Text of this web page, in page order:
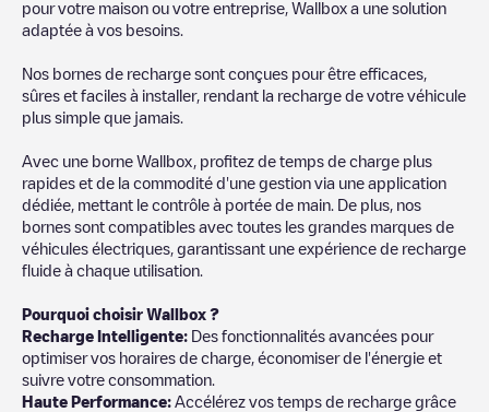
pour votre maison ou votre entreprise, Wallbox a une solution
adaptée à vos besoins.
Nos bornes de recharge sont conçues pour être efficaces,
sûres et faciles à installer, rendant la recharge de votre véhicule
plus simple que jamais.
Avec une borne Wallbox, profitez de temps de charge plus
rapides et de la commodité d'une gestion via une application
dédiée, mettant le contrôle à portée de main. De plus, nos
bornes sont compatibles avec toutes les grandes marques de
véhicules électriques, garantissant une expérience de recharge
fluide à chaque utilisation.
Pourquoi choisir Wallbox ?
Recharge Intelligente: Des fonctionnalités avancées pour
optimiser vos horaires de charge, économiser de l'énergie et
suivre votre consommation.
Haute Performance: Accélérez vos temps de recharge grâce